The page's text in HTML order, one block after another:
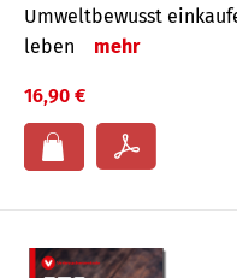
Umweltbewusst
leben
mehr
16,90 €